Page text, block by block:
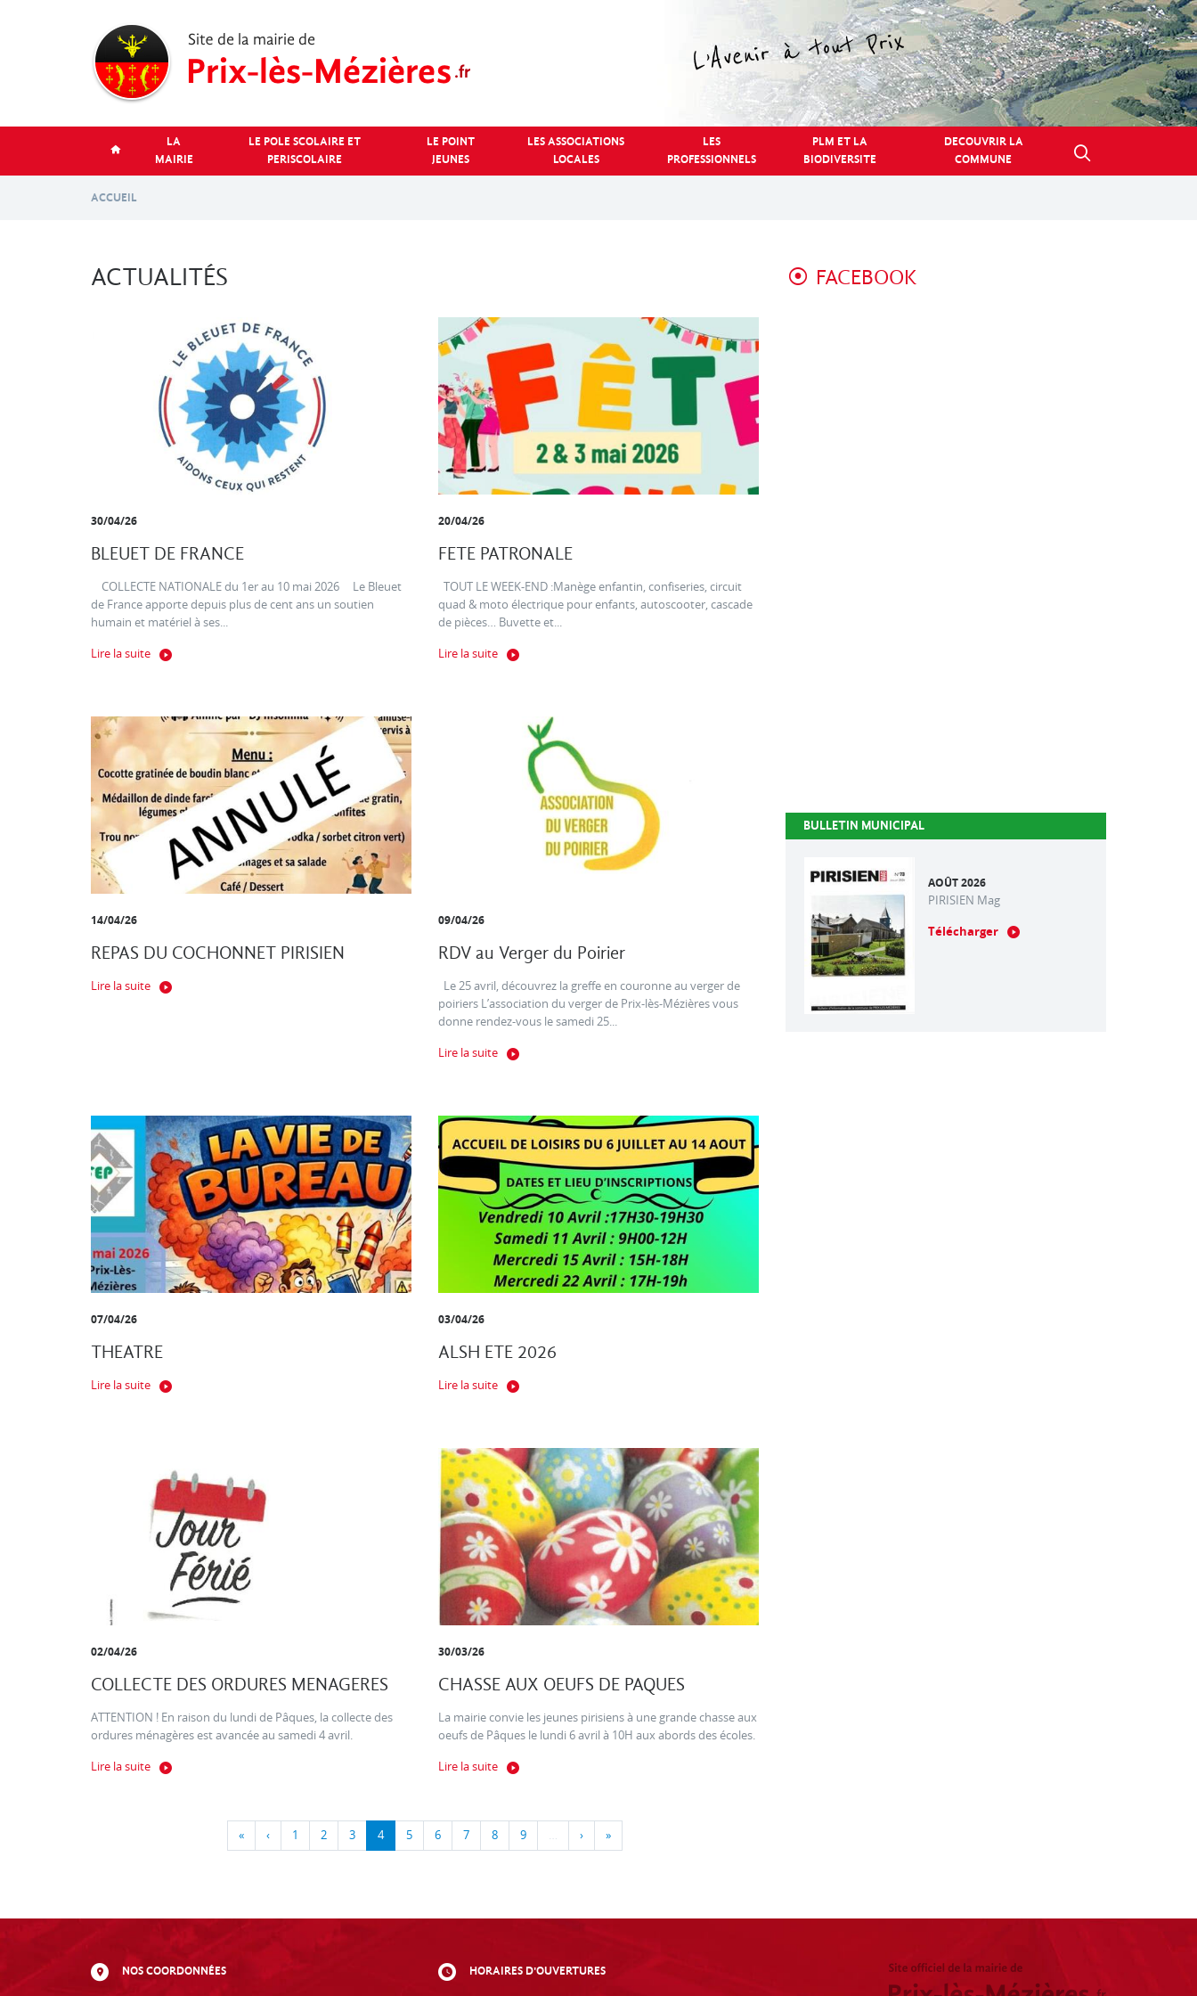
LA
MAIRIE
LE POLE SCOLAIRE ET
PERISCOLAIRE
LE POINT
JEUNES
LES ASSOCIATIONS
LOCALES
LES
PROFESSIONNELS
PLM ET LA
BIODIVERSITE
DECOUVRIR LA
COMMUNE
ACCUEIL
ACTUALITÉS
30/04/26
BLEUET DE FRANCE
COLLECTE NATIONALE du 1er au 10 mai 2026 Le Bleuet
de France apporte depuis plus de cent ans un soutien
humain et matériel à ses...
Lire la suite
20/04/26
FETE PATRONALE
TOUT LE WEEK-END :Manège enfantin, confiseries, circuit
quad & moto électrique pour enfants, autoscooter, cascade
de pièces… Buvette et...
Lire la suite
14/04/26
REPAS DU COCHONNET PIRISIEN
Lire la suite
09/04/26
RDV au Verger du Poirier
Le 25 avril, découvrez la greffe en couronne au verger de
poiriers L’association du verger de Prix-lès-Mézières vous
donne rendez-vous le samedi 25...
Lire la suite
07/04/26
THEATRE
Lire la suite
03/04/26
ALSH ETE 2026
Lire la suite
02/04/26
COLLECTE DES ORDURES MENAGERES
ATTENTION ! En raison du lundi de Pâques, la collecte des
ordures ménagères est avancée au samedi 4 avril.
Lire la suite
30/03/26
CHASSE AUX OEUFS DE PAQUES
La mairie convie les jeunes pirisiens à une grande chasse aux
oeufs de Pâques le lundi 6 avril à 10H aux abords des écoles.
Lire la suite
« ‹ 1 2 3 4 5 6 7 8 9 … › »
FACEBOOK
BULLETIN MUNICIPAL
AOÛT 2026
PIRISIEN Mag
Télécharger
NOS COORDONNÉES HORAIRES D'OUVERTURES